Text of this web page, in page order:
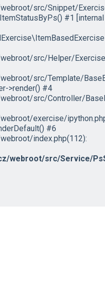
src/Snippet/
#1 [internal
src/Helper/
src/Template/
>render() #4
src/Controller/
exercise/
#6
index.php(112):
webroot/src/Service/